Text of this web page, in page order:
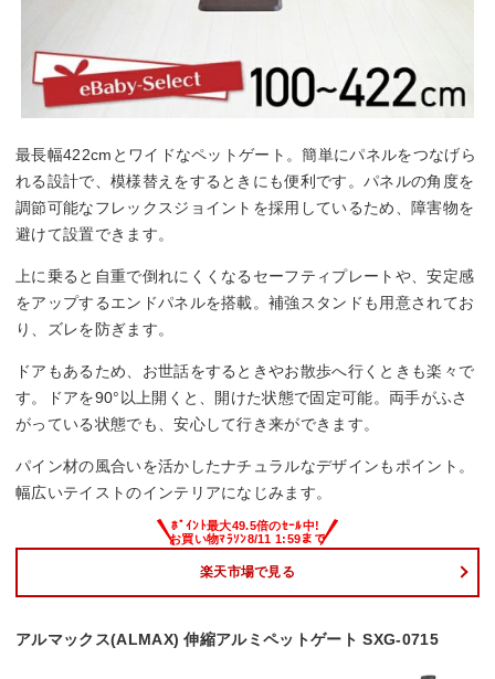
最長幅422cmとワイドなペットゲート。簡単にパネルをつなげら
れる設計で、模様替えをするときにも便利です。パネルの角度を
調節可能なフレックスジョイントを採用しているため、障害物を
避けて設置できます。
上に乗ると自重で倒れにくくなるセーフティプレートや、安定感
をアップするエンドパネルを搭載。補強スタンドも用意されてお
り、ズレを防ぎます。
ドアもあるため、お世話をするときやお散歩へ行くときも楽々で
す。ドアを90°以上開くと、開けた状態で固定可能。両手がふさ
がっている状態でも、安心して行き来ができます。
パイン材の風合いを活かしたナチュラルなデザインもポイント。
幅広いテイストのインテリアになじみます。
楽天市場で見る
アルマックス(ALMAX) 伸縮アルミペットゲート SXG-0715